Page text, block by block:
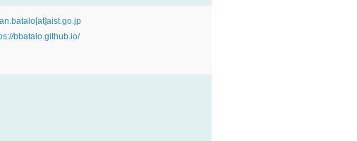
bbatalo.github.io/